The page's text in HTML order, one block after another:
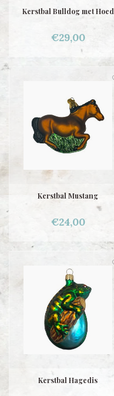
Kerstbal Bulldog met Hoed
€29,00
Kerstbal Mustang
€24,00
Kerstbal Hagedis